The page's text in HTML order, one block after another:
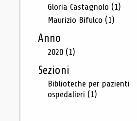
Gloria Castagnolo (1)
Maurizio Bifulco (1)
Anno
2020 (1)
Sezioni
Biblioteche per pazienti
ospedalieri (1)